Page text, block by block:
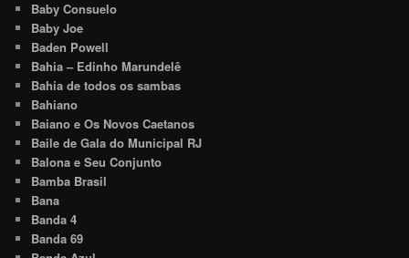
Baby Consuelo
Baby Joe
Baden Powell
Bahia – Edinho Marundelê
Bahia de todos os sambas
Bahiano
Baiano e Os Novos Caetanos
Baile de Gala do Municipal RJ
Balona e Seu Conjunto
Bamba Brasil
Bana
Banda 4
Banda 69